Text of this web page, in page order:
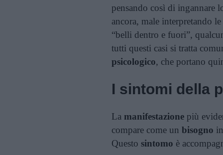
pensando così di ingannare
ancora, male interpretando
“belli dentro e fuori”,
tutti questi casi si tratta
psicologico, che portano
I sintomi della
La manifestazione più
compare come un bisogno
Questo sintomo è